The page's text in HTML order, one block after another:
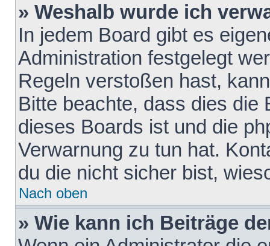
» Weshalb wurde ich
In jedem Board gibt es
Administration festgelegt
Regeln verstoßen hast,
Bitte beachte, dass dies die
dieses Boards ist und die
Verwarnung zu tun hat.
du die nicht sicher bist,
Nach oben
» Wie kann ich Beiträge